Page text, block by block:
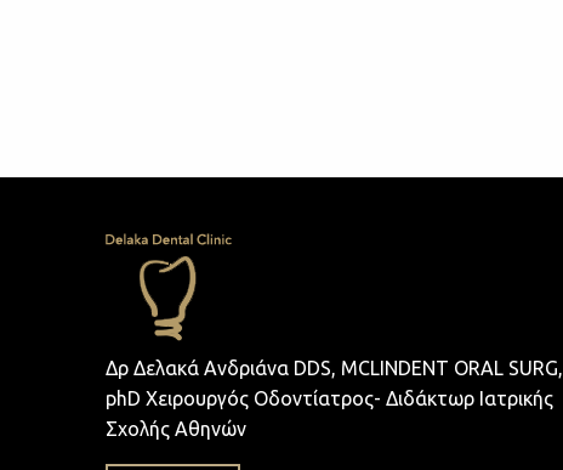
Δρ Δελακά Ανδριάνα DDS, MCLINDENT ORAL SURG,
phD Χειρουργός Οδοντίατρος- Διδάκτωρ Ιατρικής
Σχολής Αθηνών